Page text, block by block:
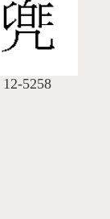
12-5258